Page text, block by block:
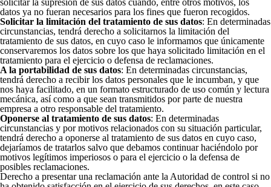
solicitar la supresión de sus datos cuando, entre otros motivos, los
datos ya no fueran necesarios para los fines que fueron recogidos.
Solicitar la limitación del tratamiento de sus datos: En determinadas
circunstancias, tendrá derecho a solicitarnos la limitación del
tratamiento de sus datos, en cuyo caso le informamos que únicamente
conservaremos los datos sobre los que haya solicitado limitación en el
tratamiento para el ejercicio o defensa de reclamaciones.
A la portabilidad de sus datos: En determinadas circunstancias,
tendrá derecho a recibir los datos personales que le incumban, y que
nos haya facilitado, en un formato estructurado de uso común y lectura
mecánica, así como a que sean transmitidos por parte de nuestra
empresa a otro responsable del tratamiento.
Oponerse al tratamiento de sus datos: En determinadas
circunstancias y por motivos relacionados con su situación particular,
tendrá derecho a oponerse al tratamiento de sus datos en cuyo caso,
dejaríamos de tratarlos salvo que debamos continuar haciéndolo por
motivos legítimos imperiosos o para el ejercicio o la defensa de
posibles reclamaciones.
Derecho a presentar una reclamación ante la Autoridad de control si no